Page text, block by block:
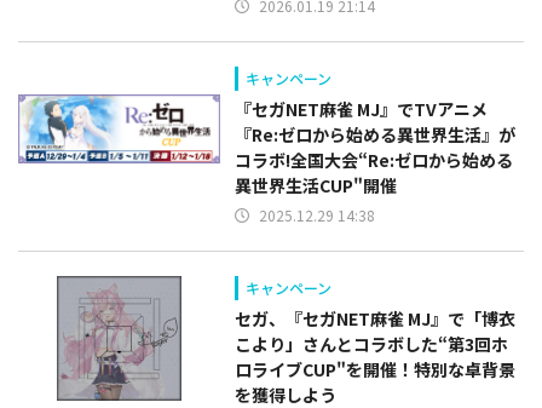
2026.01.19 21:14
キャンペーン
『セガNET麻雀 MJ』でTVアニメ
『Re:ゼロから始める異世界生活』が
コラボ!全国大会“Re:ゼロから始める
異世界生活CUP"開催
2025.12.29 14:38
キャンペーン
セガ、『セガNET麻雀 MJ』で「博衣
こより」さんとコラボした“第3回ホ
ロライブCUP"を開催！特別な卓背景
を獲得しよう